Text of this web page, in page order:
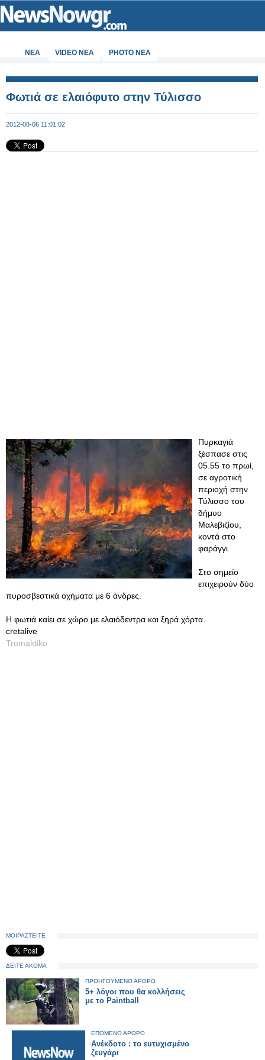
ΝΕΑ VIDEO NEA PHOTO NEA
Φωτιά σε ελαιόφυτο στην Τύλισσο
2012-08-06 11:01:02
Πυρκαγιά
ξέσπασε στις
05.55 το πρωί,
σε αγροτική
περιοχή στην
Τύλισσο του
δήμυο
Μαλεβιζίου,
κοντά στο
φαράγγι.
Στο σημείο
επιχειρούν δύο
πυροσβεστικά οχήματα με 6 άνδρες.
Η φωτιά καίει σε χώρο με ελαιόδεντρα και ξηρά χόρτα.
cretalive
Tromaktiko
ΜΟΙΡΑΣΤΕΙΤΕ
ΔΕΙΤΕ ΑΚΟΜΑ
ΠΡΟΗΓΟΥΜΕΝΟ ΑΡΘΡΟ
5+ λόγοι που θα κολλήσεις
με το Paintball
ΕΠΟΜΕΝΟ ΑΡΘΡΟ
Ανέκδοτο : το ευτυχισμένο
ζευγάρι